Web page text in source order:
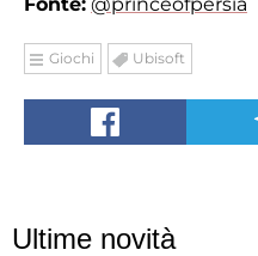
Giochi Ubisoft
Ultime novità